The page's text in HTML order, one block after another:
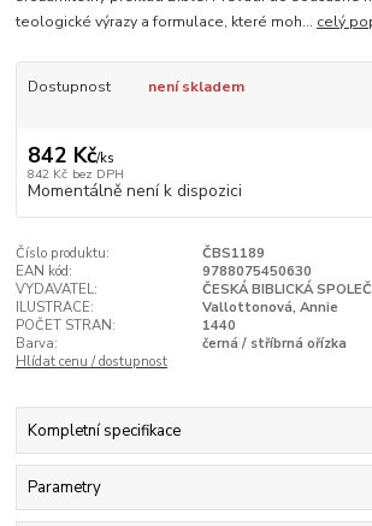
teologické výrazy a formulace, které moh... celý
Dostupnost není skladem
842 Kč/ks
842 Kč bez DPH
Momentálně není k dispozici
Číslo produktu:
ČBS1189
EAN kód:
9788075450630
VYDAVATEL:
ČESKÁ BIBLICKÁ
ILUSTRACE:
Vallottonová, Annie
POČET STRAN:
1440
Barva:
černá / stříbrná ořízka
Hlídat cenu / dostupnost
Kompletní specifikace
Parametry